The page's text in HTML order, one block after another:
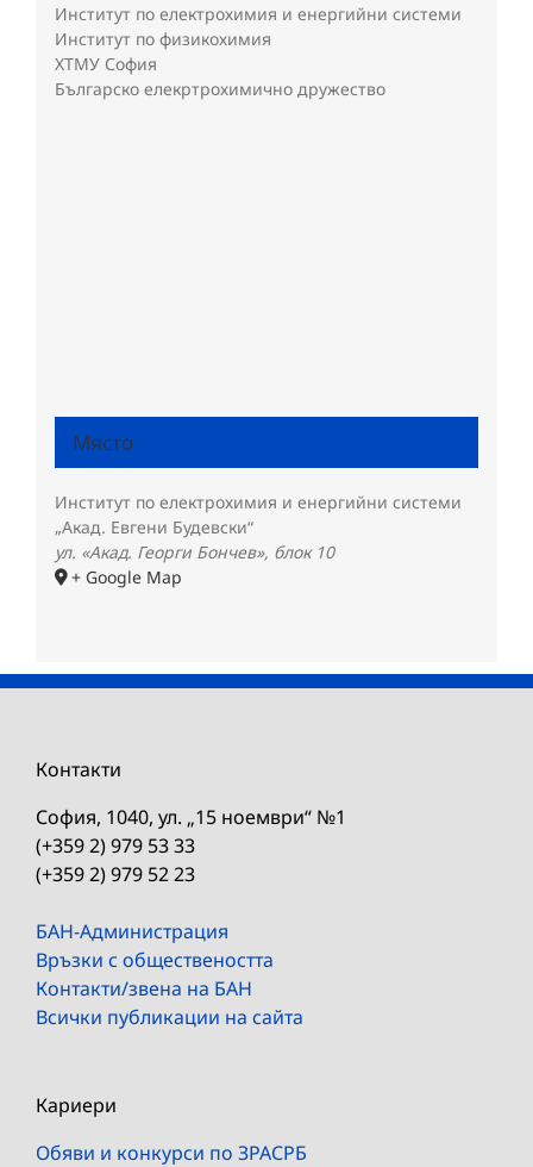
Институт по електрохимия и енергийни системи
Институт по физикохимия
ХТМУ София
Българско елекртрохимично дружество
Място
Институт по електрохимия и енергийни системи
„Акад. Евгени Будевски“
ул. «Акад. Георги Бончев», блок 10
+ Google Map
Контакти
София, 1040, ул. „15 ноември“ №1
(+359 2) 979 53 33
(+359 2) 979 52 23
БАН-Администрация
Връзки с обществеността
Контакти/звена на БАН
Всички публикации на сайта
Кариери
Обяви и конкурси по ЗРАСРБ